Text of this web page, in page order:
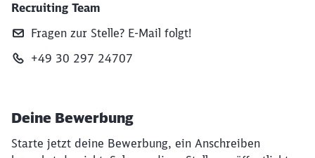
Recruiting Team
Fragen zur Stelle? E‑Mail folgt!
+49 30 297 24707
Deine Bewerbung
Starte jetzt deine Bewerbung, ein Anschreiben